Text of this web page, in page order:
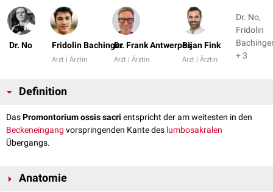
Dr. No Fridolin Bachinger
Arzt | Ärztin
Dr. Frank Antwerpes
Arzt | Ärztin
Bijan Fink
Arzt | Ärztin
Dr. No,
Fridolin
+ 3
Definition
DasPromontorium ossis sacri entspricht der am weitesten in den
Beckeneingang vorspringenden Kante des lumbosakralen
Übergangs.
Anatomie